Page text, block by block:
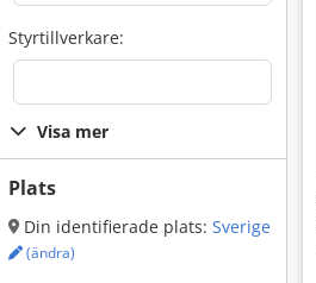
Styrtillverkare:
Visa mer
Plats
Din identifierade plats: Sverige
(ändra)